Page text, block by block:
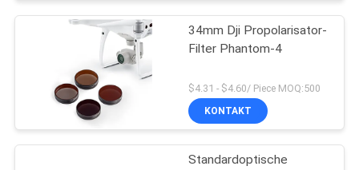
VERBINDUNG
FORDERN
ZITATUVir schnitt Filter
34mm Dji Propolarisator-
Filter Phantom-4
$4.31 - $4.60/ Piece MOQ:500
KONTAKT
Standardoptische